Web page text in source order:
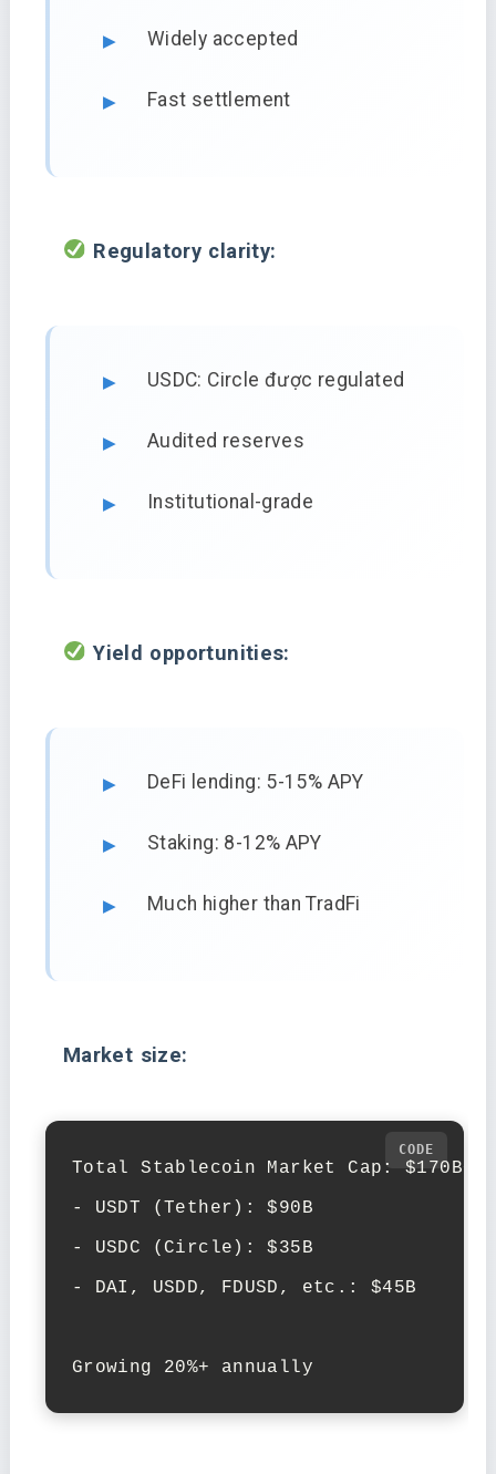
Widely accepted
Fast settlement
Regulatory clarity:
USDC: Circle được regulated
Audited reserves
Institutional-grade
Yield opportunities:
DeFi lending: 5-15% APY
Staking: 8-12% APY
Much higher than TradFi
Market size:
Total Stablecoin Market Cap: $170B+
- USDT (Tether): $90B
- USDC (Circle): $35B
- DAI, USDD, FDUSD, etc.: $45B
Growing 20%+ annually